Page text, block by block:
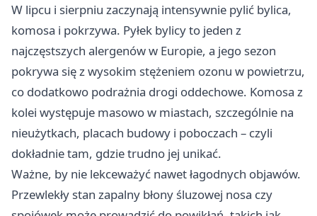
W lipcu i sierpniu zaczynają intensywnie pylić bylica,
komosa i pokrzywa. Pyłek bylicy to jeden z
najczęstszych alergenów w Europie, a jego sezon
pokrywa się z wysokim stężeniem ozonu w powietrzu,
co dodatkowo podrażnia drogi oddechowe. Komosa z
kolei występuje masowo w miastach, szczególnie na
nieużytkach, placach budowy i poboczach – czyli
dokładnie tam, gdzie trudno jej unikać.
Ważne, by nie lekceważyć nawet łagodnych objawów.
Przewlekły stan zapalny błony śluzowej nosa czy